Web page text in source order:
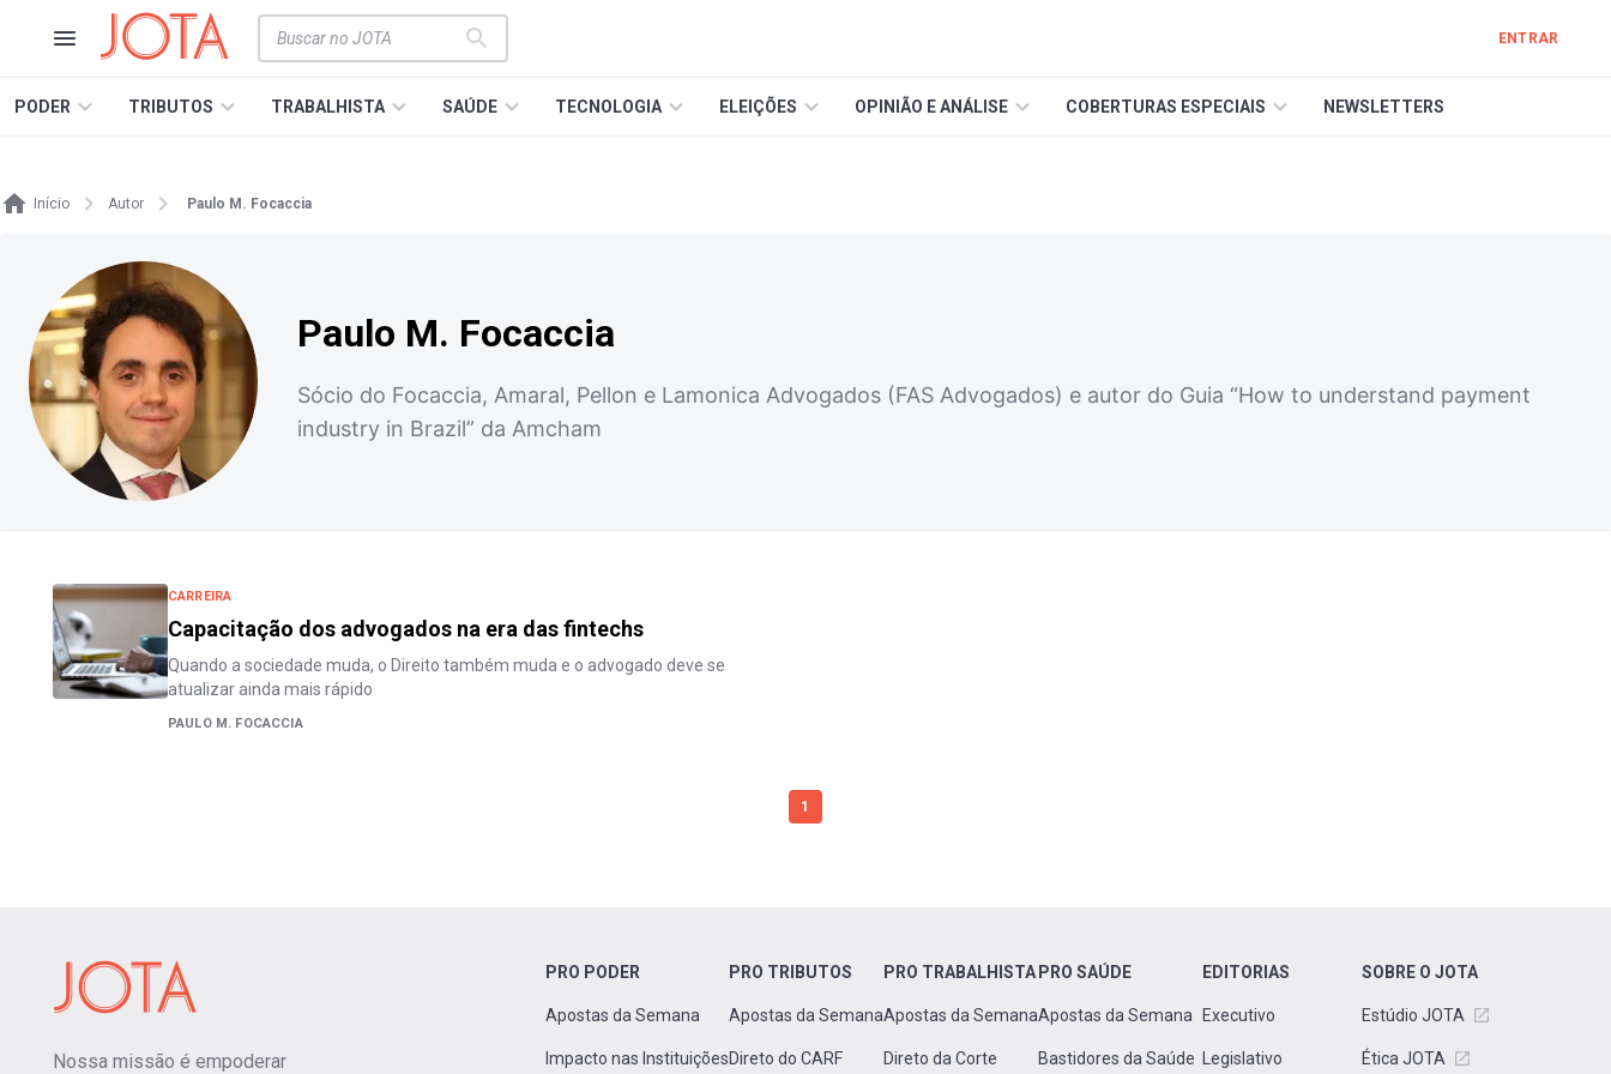
ENTRAR
PODER TRIBUTOS TRABALHISTA SAÚDE TECNOLOGIA ELEIÇÕES OPINIÃO E ANÁLISE COBERTURAS ESPECIAIS NEWSLETTERS
Início Autor Paulo M. Focaccia
Paulo M. Focaccia
Sócio do Focaccia, Amaral, Pellon e Lamonica Advogados (FAS Advogados) e autor do Guia “How to understand payment
industry in Brazil” da Amcham
CARREIRA
Capacitação dos advogados na era das fintechs
Quando a sociedade muda, o Direito também muda e o advogado deve se
atualizar ainda mais rápido
PAULO M. FOCACCIA
1
Nossa missão é empoderar
PRO PODER
Apostas da Semana
Impacto nas Instituições
PRO TRIBUTOS
Apostas da Semana
Direto do CARF
PRO TRABALHISTA
Apostas da Semana
Direto da Corte
PRO SAÚDE
Apostas da Semana
Bastidores da Saúde
EDITORIAS
Executivo
Legislativo
SOBRE O JOTA
Estúdio JOTA
Ética JOTA